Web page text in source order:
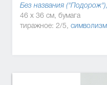
Без названия
46 x 36 см, бумага
тиражное: 2/5, символизм